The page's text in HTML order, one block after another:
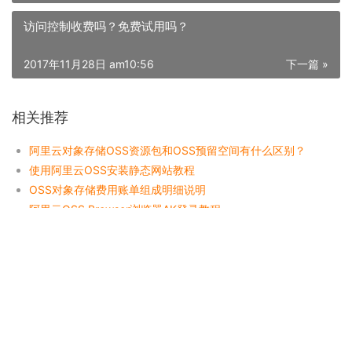
访问控制收费吗？免费试用吗？
下一篇 »
2017年11月28日 am10:56
相关推荐
阿里云对象存储OSS资源包和OSS预留空间有什么区别？
使用阿里云OSS安装静态网站教程
OSS对象存储费用账单组成明细说明
阿里云OSS Browser浏览器AK登录教程